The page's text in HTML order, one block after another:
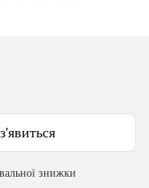
знижки